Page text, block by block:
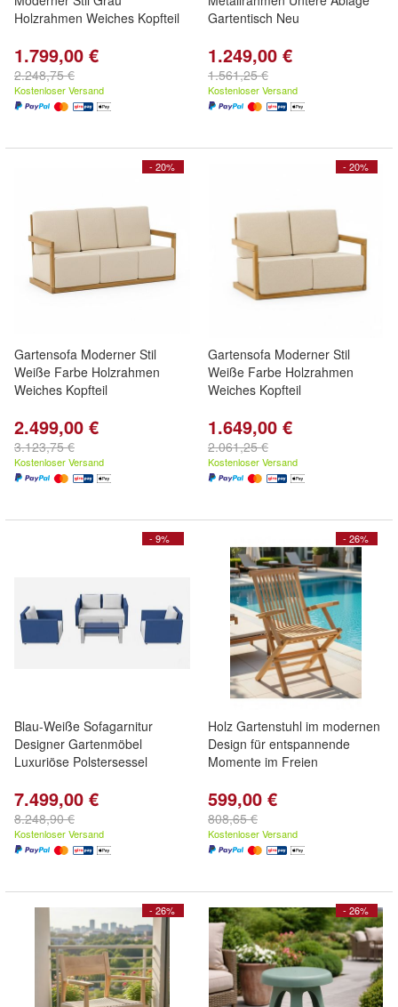
Holzrahmen Weiches Kopfteil
1.799,00 €
2.248,75 €
Kostenloser Versand
Gartentisch Neu
1.249,00 €
1.561,25 €
Kostenloser Versand
- 20%
Gartensofa Moderner Stil
Weiße Farbe Holzrahmen
Weiches Kopfteil
2.499,00 €
3.123,75 €
Kostenloser Versand
- 20%
Gartensofa Moderner Stil
Weiße Farbe Holzrahmen
Weiches Kopfteil
1.649,00 €
2.061,25 €
Kostenloser Versand
- 9%
Blau-Weiße Sofagarnitur
Designer Gartenmöbel
Luxuriöse Polstersessel
7.499,00 €
8.248,90 €
Kostenloser Versand
- 26%
Holz Gartenstuhl im modernen
Design für entspannende
Momente im Freien
599,00 €
808,65 €
Kostenloser Versand
- 26% - 26%